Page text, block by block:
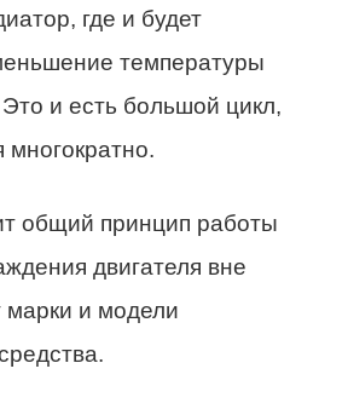
где и будет
температуры
и есть большой цикл,
общий принцип работы
двигателя вне
марки и модели